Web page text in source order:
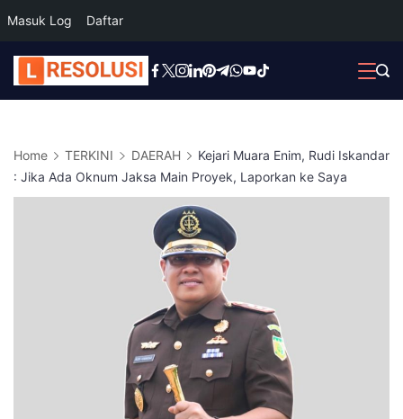
Masuk Log Daftar
Skip
to
Home TERKINI DAERAH
Kejari Muara Enim, Rudi Iskandar
: Jika Ada Oknum Jaksa Main Proyek, Laporkan ke Saya